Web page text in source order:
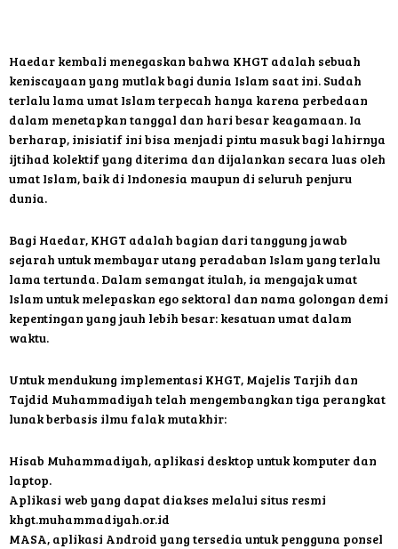
Haedar kembali menegaskan bahwa KHGT adalah sebuah
keniscayaan yang mutlak bagi dunia Islam saat ini. Sudah
terlalu lama umat Islam terpecah hanya karena perbedaan
dalam menetapkan tanggal dan hari besar keagamaan. Ia
berharap, inisiatif ini bisa menjadi pintu masuk bagi lahirnya
ijtihad kolektif yang diterima dan dijalankan secara luas oleh
umat Islam, baik di Indonesia maupun di seluruh penjuru
dunia.
Bagi Haedar, KHGT adalah bagian dari tanggung jawab
sejarah untuk membayar utang peradaban Islam yang terlalu
lama tertunda. Dalam semangat itulah, ia mengajak umat
Islam untuk melepaskan ego sektoral dan nama golongan demi
kepentingan yang jauh lebih besar: kesatuan umat dalam
waktu.
Untuk mendukung implementasi KHGT, Majelis Tarjih dan
Tajdid Muhammadiyah telah mengembangkan tiga perangkat
lunak berbasis ilmu falak mutakhir:
Hisab Muhammadiyah, aplikasi desktop untuk komputer dan
laptop.
Aplikasi web yang dapat diakses melalui situs resmi
khgt.muhammadiyah.or.id
MASA, aplikasi Android yang tersedia untuk pengguna ponsel